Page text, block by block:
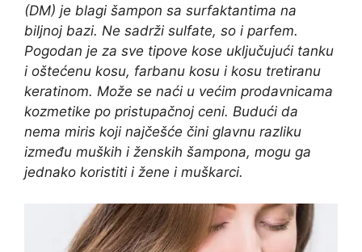
(DM) je blagi šampon sa surfaktantima na
biljnoj bazi. Ne sadrži sulfate, so i parfem.
Pogodan je za sve tipove kose uključujući tanku
i oštećenu kosu, farbanu kosu i kosu tretiranu
keratinom. Može se naći u većim prodavnicama
kozmetike po pristupačnoj ceni. Budući da
nema miris koji najčešće čini glavnu razliku
između muških i ženskih šampona, mogu ga
jednako koristiti i žene i muškarci.